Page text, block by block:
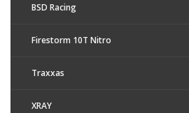
BSD Racing
Firestorm 10T Nitro
Traxxas
XRAY